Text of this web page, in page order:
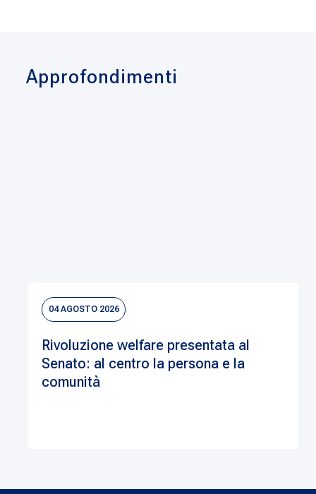
Approfondimenti
04 AGOSTO 2026
Rivoluzione welfare presentata al
Senato: al centro la persona e la
comunità